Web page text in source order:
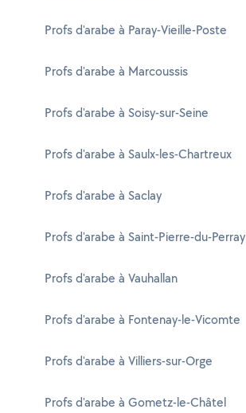
Profs d'arabe à Paray-Vieille-Poste
Profs d'arabe à Marcoussis
Profs d'arabe à Soisy-sur-Seine
Profs d'arabe à Saulx-les-Chartreux
Profs d'arabe à Saclay
Profs d'arabe à Saint-Pierre-du-Perray
Profs d'arabe à Vauhallan
Profs d'arabe à Fontenay-le-Vicomte
Profs d'arabe à Villiers-sur-Orge
Profs d'arabe à Gometz-le-Châtel